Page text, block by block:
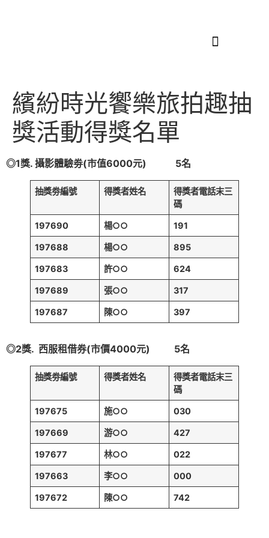
繽紛時光饗樂旅拍趣抽
獎活動得獎名單
◎1獎. 攝影體驗劵(市值6000元) 5名
抽獎劵編號 得獎者姓名
得獎者電話末三
碼
197690 楊○○ 191
197688 楊○○ 895
197683 許○○ 624
197689 張○○ 317
197687 陳○○ 397
◎2獎. 西服租借券(市價4000元) 5名
抽獎劵編號 得獎者姓名
得獎者電話末三
碼
197675 施○○ 030
197669 游○○ 427
197677 林○○ 022
197663 李○○ 000
197672 陳○○ 742